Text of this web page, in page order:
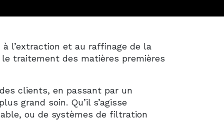
l’extraction et au raffinage de la
le traitement des matières premières
clients, en passant par un
grand soin. Qu’il s’agisse
ou de systèmes de filtration